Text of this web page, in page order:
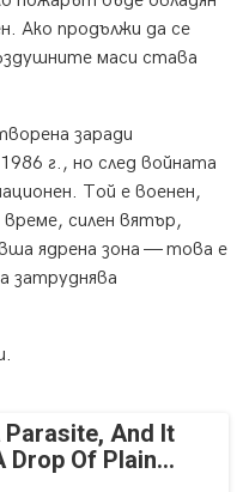
Ако продължи да се
маси става
заради
г., но след войната
Той е военен,
силен вятър,
ядрена зона — това е
затруднява
Parasite, And It
Drop Of Plain...